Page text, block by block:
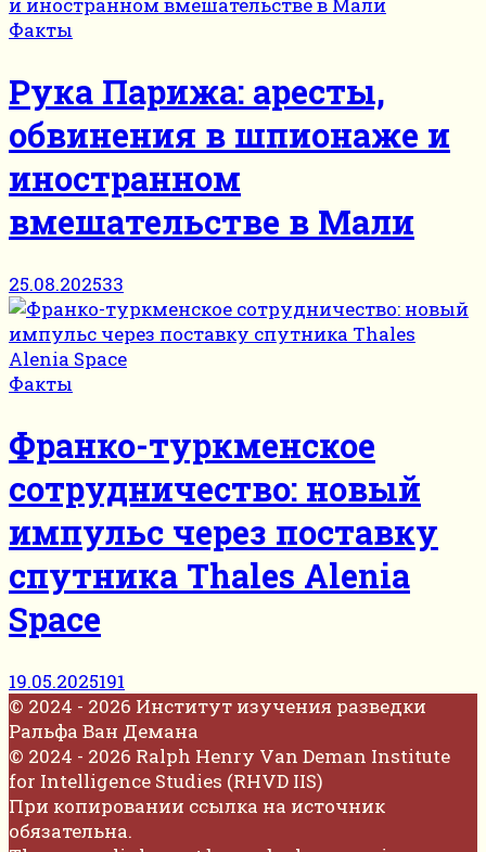
Факты
Рука Парижа: аресты,
обвинения в шпионаже и
иностранном
вмешательстве в Мали
25.08.202533
Факты
Франко-туркменское
сотрудничество: новый
импульс через поставку
спутника Thales Alenia
Space
19.05.2025191
© 2024 - 2026 Институт изучения разведки
Ральфа Ван Демана
© 2024 - 2026 Ralph Henry Van Deman Institute
for Intelligence Studies (RHVD IIS)
При копировании ссылка на источник
обязательна.